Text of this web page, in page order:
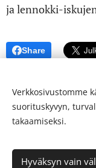
ja lennokki-
Share
Verkkosivustomme
suorituskyvyn,
takaamiseksi.
Hyväksyn vain